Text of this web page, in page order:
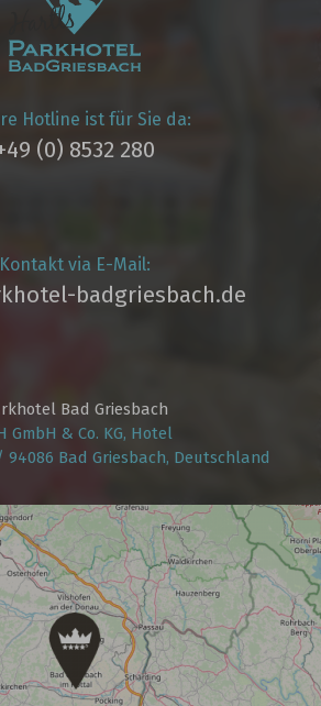
Hotline ist für Sie da:
(0) 8532 280
Kontakt via E-Mail:
badgriesbach.de
Bad Griesbach
GmbH & Co. KG, Hotel
94086 Bad Griesbach, Deutschland